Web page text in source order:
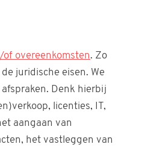
overeenkomsten. Zo
juridische eisen. We
Denk hierbij
licenties, IT,
aangaan van
het vastleggen van